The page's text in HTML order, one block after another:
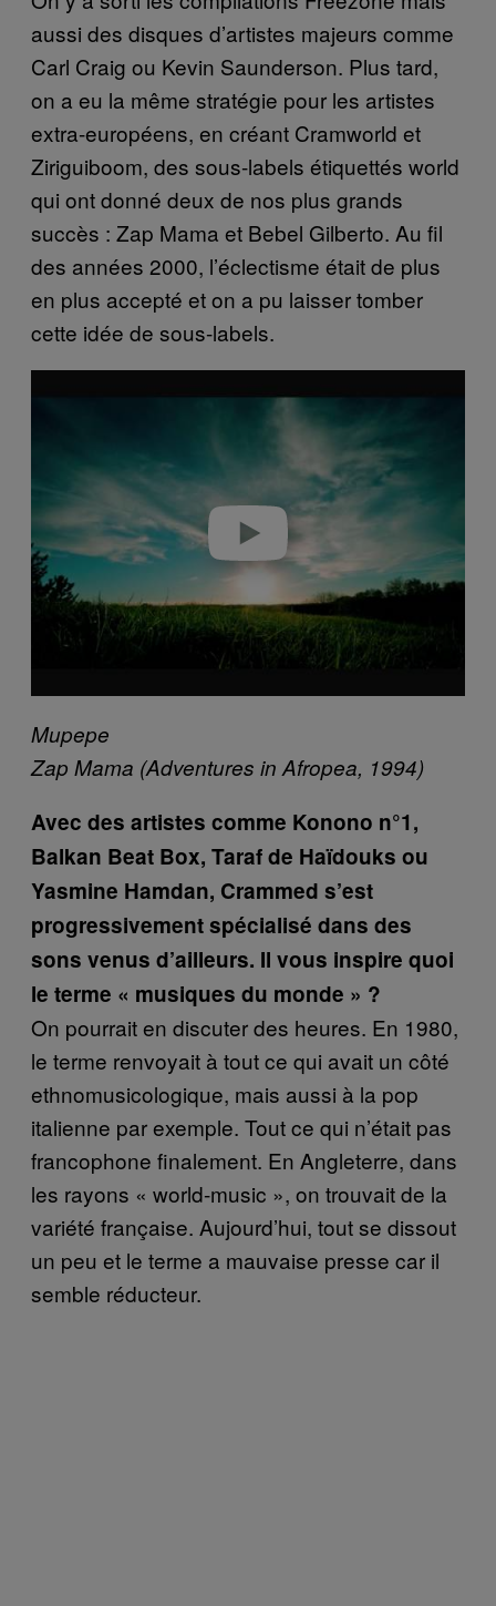
aussi des disques d’artistes majeurs comme
Carl Craig ou Kevin Saunderson. Plus tard,
on a eu la même stratégie pour les artistes
extra-européens, en créant Cramworld et
Ziriguiboom, des sous-labels étiquettés world
qui ont donné deux de nos plus grands
succès : Zap Mama et Bebel Gilberto. Au fil
des années 2000, l’éclectisme était de plus
en plus accepté et on a pu laisser tomber
cette idée de sous-labels.
Play video
Mupepe
Zap Mama (Adventures in Afropea, 1994)
Avec des artistes comme Konono n°1,
Balkan Beat Box, Taraf de Haïdouks ou
Yasmine Hamdan, Crammed s’est
progressivement spécialisé dans des
sons venus d’ailleurs. Il vous inspire quoi
le terme « musiques du monde » ?
On pourrait en discuter des heures. En 1980,
le terme renvoyait à tout ce qui avait un côté
ethnomusicologique, mais aussi à la pop
italienne par exemple. Tout ce qui n’était pas
francophone finalement. En Angleterre, dans
les rayons « world-music », on trouvait de la
variété française. Aujourd’hui, tout se dissout
un peu et le terme a mauvaise presse car il
semble réducteur.